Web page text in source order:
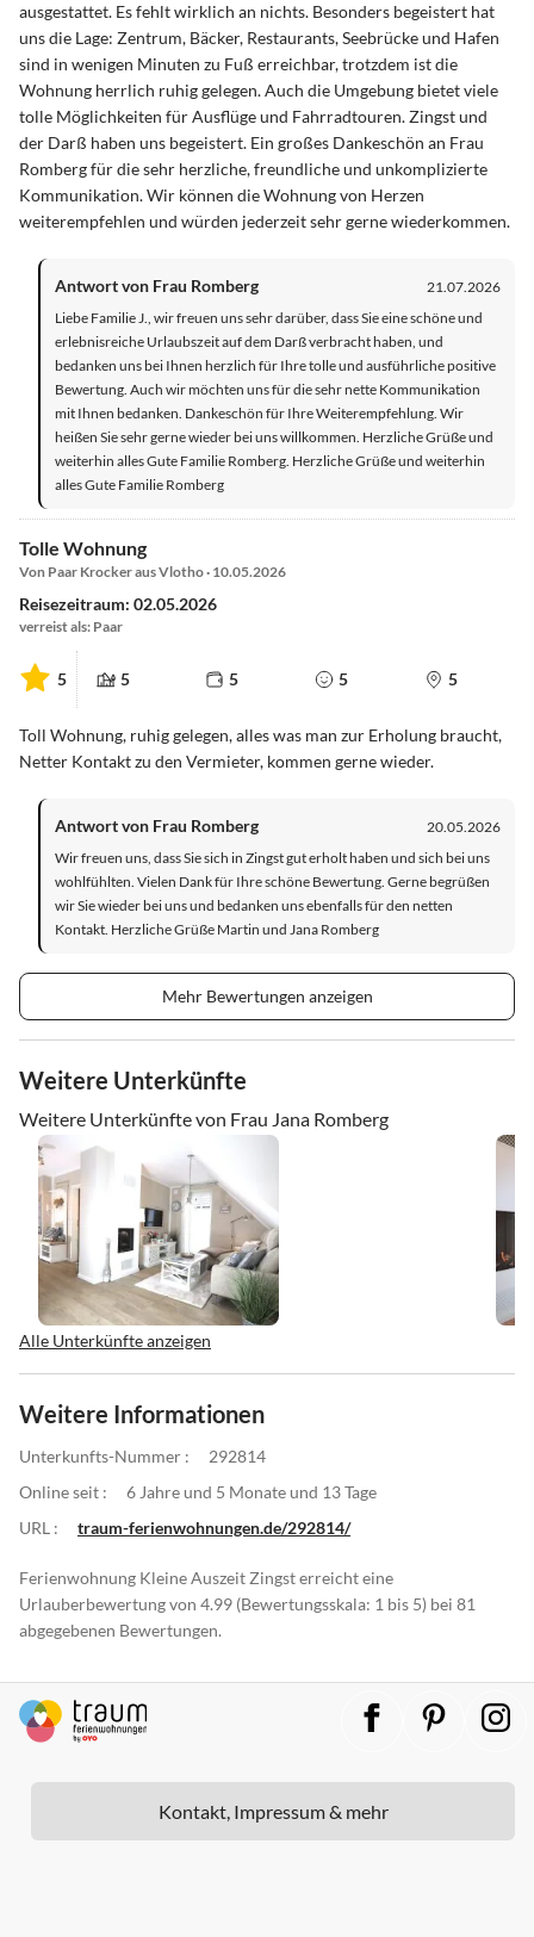
ausgestattet. Es fehlt wirklich an nichts. Besonders begeistert hat
uns die Lage: Zentrum, Bäcker, Restaurants, Seebrücke und Hafen
sind in wenigen Minuten zu Fuß erreichbar, trotzdem ist die
Wohnung herrlich ruhig gelegen. Auch die Umgebung bietet viele
tolle Möglichkeiten für Ausflüge und Fahrradtouren. Zingst und
der Darß haben uns begeistert. Ein großes Dankeschön an Frau
Romberg für die sehr herzliche, freundliche und unkomplizierte
Kommunikation. Wir können die Wohnung von Herzen
weiterempfehlen und würden jederzeit sehr gerne wiederkommen.
Antwort von Frau Romberg
21.07.2026
Liebe Familie J., wir freuen uns sehr darüber, dass Sie eine schöne und
erlebnisreiche Urlaubszeit auf dem Darß verbracht haben, und
bedanken uns bei Ihnen herzlich für Ihre tolle und ausführliche positive
Bewertung. Auch wir möchten uns für die sehr nette Kommunikation
mit Ihnen bedanken. Dankeschön für Ihre Weiterempfehlung. Wir
heißen Sie sehr gerne wieder bei uns willkommen. Herzliche Grüße und
weiterhin alles Gute Familie Romberg. Herzliche Grüße und weiterhin
alles Gute Familie Romberg
Tolle Wohnung
Von Paar Krocker aus Vlotho · 10.05.2026
Reisezeitraum: 02.05.2026
verreist als: Paar
5 5 5 5 5
Toll Wohnung, ruhig gelegen, alles was man zur Erholung braucht,
Netter Kontakt zu den Vermieter, kommen gerne wieder.
Antwort von Frau Romberg
20.05.2026
Wir freuen uns, dass Sie sich in Zingst gut erholt haben und sich bei uns
wohlfühlten. Vielen Dank für Ihre schöne Bewertung. Gerne begrüßen
wir Sie wieder bei uns und bedanken uns ebenfalls für den netten
Kontakt. Herzliche Grüße Martin und Jana Romberg
Mehr Bewertungen anzeigen
Weitere Unterkünfte
Weitere Unterkünfte von Frau Jana Romberg
Alle Unterkünfte anzeigen
Weitere Informationen
Unterkunfts-Nummer :
292814
Online seit :
6 Jahre und 5 Monate und 13 Tage
URL :
traum-ferienwohnungen.de/292814/
Ferienwohnung Kleine Auszeit Zingst erreicht eine
Urlauberbewertung von 4.99 (Bewertungsskala: 1 bis 5) bei 81
abgegebenen Bewertungen.
Kontakt, Impressum & mehr